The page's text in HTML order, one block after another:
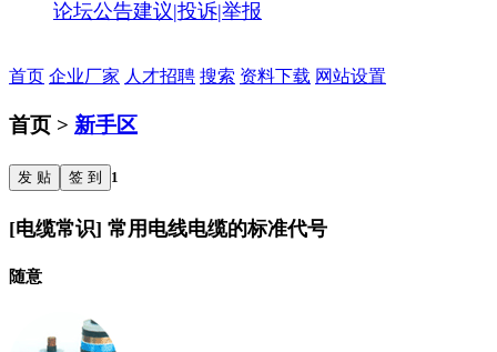
论坛公告建议|投诉|举报
首页 企业厂家 人才招聘 搜索 资料下载 网站设置
首页 > 新手区
发 贴 签 到 1
[电缆常识] 常用电线电缆的标准代号
随意